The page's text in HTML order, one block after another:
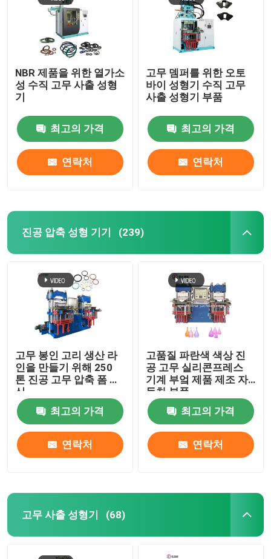
NBR 제품을 위한 열가소
성 수직 고무 사출 성형
기
최고의 가격
연락처
고무 뎀퍼를 위한 오토
바이 성형기 수직 고무
사출 성형기 부품
최고의 가격
연락처
진공 압축 성형 기기 (239)
고무 봉인 고리 생산 라
인을 만들기 위해 250
톤 진공 고무 압축 폼 머
신
최고의 가격
연락처
고품질 파란색 색상 진
공 고무 실리콘프레스
기계 부엌 제품 제조 자
동차 부품
최고의 가격
연락처
고무 사출 성형기 (68)